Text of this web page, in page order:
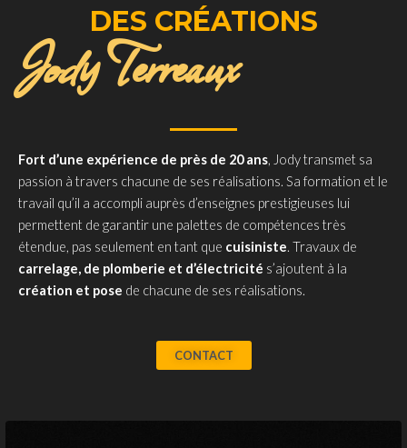
DES CRÉATIONS
Jody Terreaux
Fort d’une expérience de près de 20 ans, Jody transmet sa
passion à travers chacune de ses réalisations. Sa formation et le
travail qu’il a accompli auprès d’enseignes prestigieuses lui
permettent de garantir une palettes de compétences très
étendue, pas seulement en tant que cuisiniste. Travaux de
carrelage, de plomberie et d’électricité s’ajoutent à la
création et pose de chacune de ses réalisations.
CONTACT